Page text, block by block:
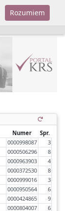
Numer
Spr.
0000998087
3
0000506296
8
0000963903
4
0000372530
8
0000999016
3
0000950564
6
0000424865
9
0000804007
6
Rozumiem